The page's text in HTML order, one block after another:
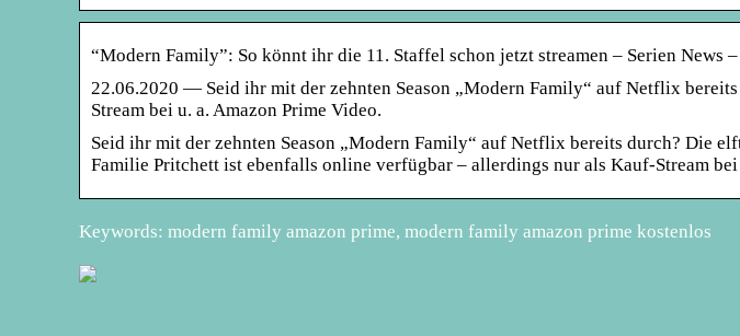
“Modern Family”: So könnt ihr die 11. Staffel schon jetzt streamen – Serien News
22.06.2020 — Seid ihr mit der zehnten Season „Modern Family“ auf Netflix
Stream bei u. a. Amazon Prime Video.
Seid ihr mit der zehnten Season „Modern Family“ auf Netflix bereits durch? Die
Familie Pritchett ist ebenfalls online verfügbar – allerdings nur als Kauf-Stream bei
Keywords: modern family amazon prime, modern family amazon prime kostenlos